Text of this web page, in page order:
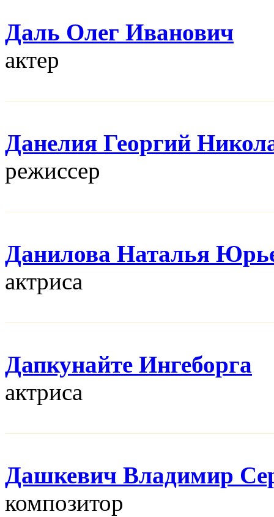
Даль Олег Иванович
актер
Данелия Георгий
режисcер
Данилова Наталья
актриса
Дапкунайте Ингеборга
актриса
Дашкевич Владимир
композитор